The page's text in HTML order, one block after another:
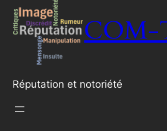
Réputation et notoriété